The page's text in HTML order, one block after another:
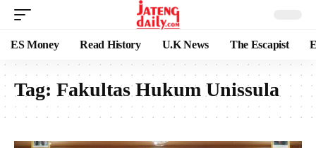
ES Money Read History U.K News The Escapist
Tag: Fakultas Hukum Unissula